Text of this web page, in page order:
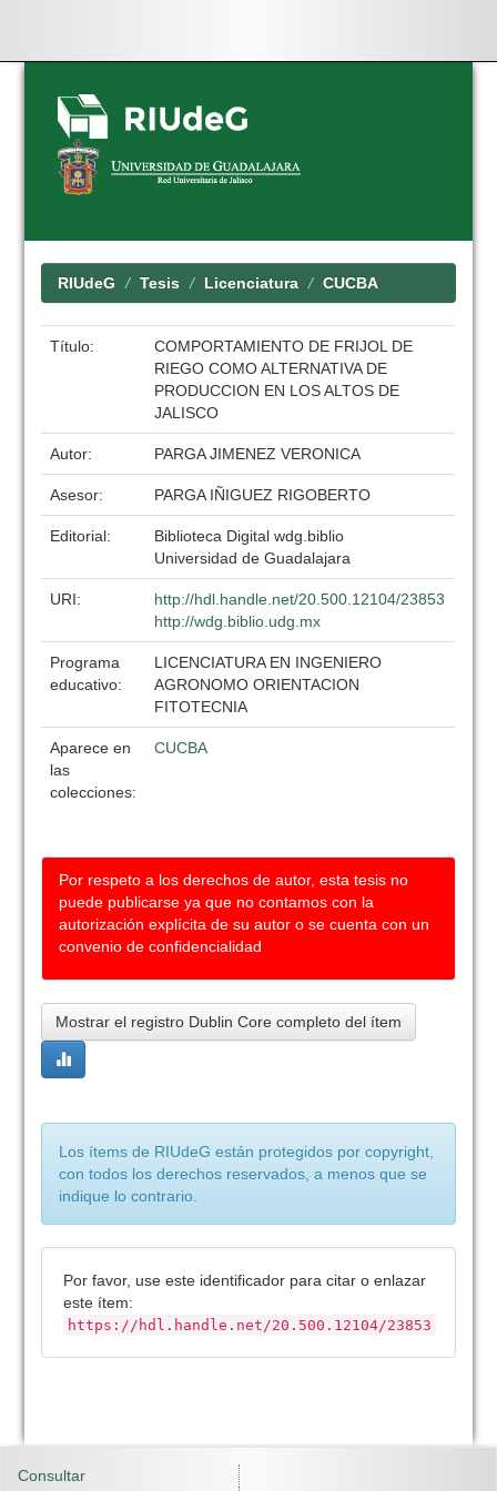
Skip
navigation
RIUdeG Tesis Licenciatura CUCBA
Título:
COMPORTAMIENTO DE FRIJOL DE
RIEGO COMO ALTERNATIVA DE
PRODUCCION EN LOS ALTOS DE
JALISCO
Autor: PARGA JIMENEZ VERONICA
Asesor: PARGA IÑIGUEZ RIGOBERTO
Editorial:
Biblioteca Digital wdg.biblio
Universidad de Guadalajara
URI:
http://hdl.handle.net/20.500.12104/23853
http://wdg.biblio.udg.mx
Programa
educativo:
LICENCIATURA EN INGENIERO
AGRONOMO ORIENTACION
FITOTECNIA
Aparece en
las
colecciones:
CUCBA
Por respeto a los derechos de autor, esta tesis no
puede publicarse ya que no contamos con la
autorización explícita de su autor o se cuenta con un
convenio de confidencialidad
Mostrar el registro Dublin Core completo del ítem
Los ítems de RIUdeG están protegidos por copyright,
con todos los derechos reservados, a menos que se
indique lo contrario.
Por favor, use este identificador para citar o enlazar
este ítem:
https://hdl.handle.net/20.500.12104/23853
Consultar